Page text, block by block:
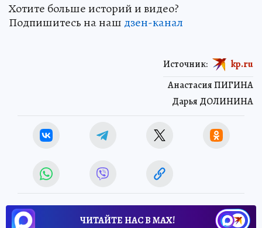
Хотите больше историй и видео?
Подпишитесь на наш дзен-канал
Анастасия ПИГИНА
Дарья ДОЛИНИНА
Источник: kp.ru
ЧИТАЙТЕ НАС В МАХ!